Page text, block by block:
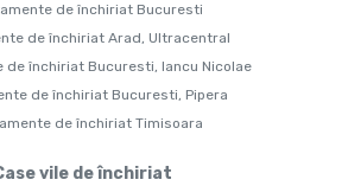
de închiriat Bucuresti
de închiriat Arad, Ultracentral
de închiriat Bucuresti, Iancu Nicolae
de închiriat Bucuresti, Pipera
de închiriat Timisoara
vile de închiriat